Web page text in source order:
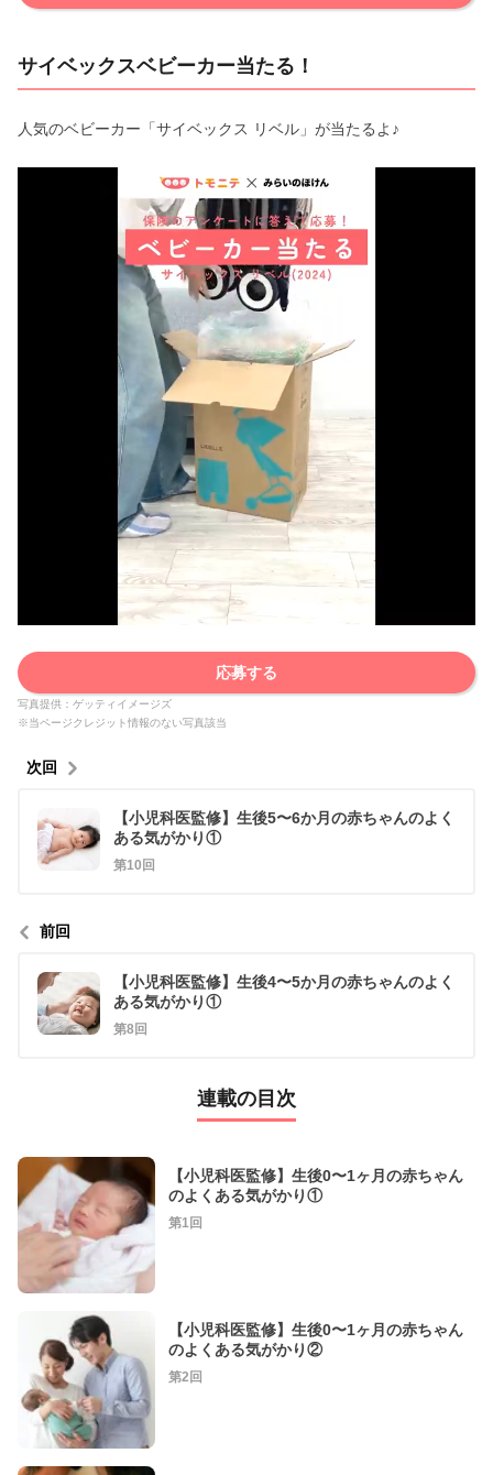
サイベックスベビーカー当たる！
人気のベビーカー「サイベックス リベル」が当たるよ♪
応募する
写真提供：ゲッティイメージズ
※当ページクレジット情報のない写真該当
次回
【小児科医監修】生後5〜6か月の赤ちゃんのよく
ある気がかり①
第10回
前回
【小児科医監修】生後4〜5か月の赤ちゃんのよく
ある気がかり①
第8回
連載の目次
【小児科医監修】生後0〜1ヶ月の赤ちゃん
のよくある気がかり①
第1回
【小児科医監修】生後0〜1ヶ月の赤ちゃん
のよくある気がかり②
第2回